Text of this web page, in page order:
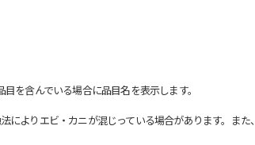
を含んでいる場合に品目名を表示します。
よりエビ・カニが混じっている場合があります。ま